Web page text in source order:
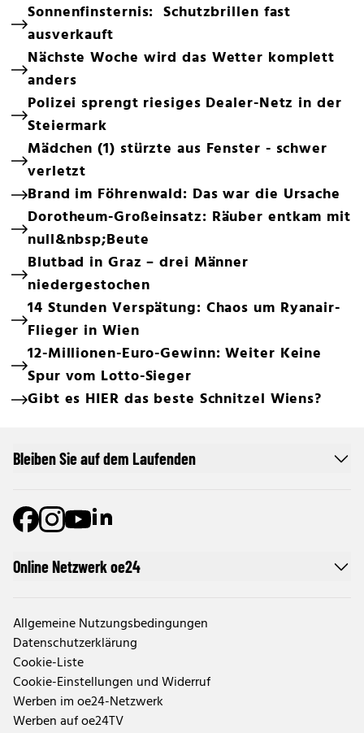
Sonnenfinsternis: Schutzbrillen fast
ausverkauft
Nächste Woche wird das Wetter komplett
anders
Polizei sprengt riesiges Dealer-Netz in der
Steiermark
Mädchen (1) stürzte aus Fenster - schwer
verletzt
Brand im Föhrenwald: Das war die Ursache
Dorotheum-Großeinsatz: Räuber entkam mit
null&nbsp;Beute
Blutbad in Graz – drei Männer
niedergestochen
14 Stunden Verspätung: Chaos um Ryanair-
Flieger in Wien
12-Millionen-Euro-Gewinn: Weiter Keine
Spur vom Lotto-Sieger
Gibt es HIER das beste Schnitzel Wiens?
Online Netzwerk oe24
Allgemeine Nutzungsbedingungen
Datenschutzerklärung
Cookie-Liste
Cookie-Einstellungen und Widerruf
Werben im oe24-Netzwerk
Werben auf oe24TV
Bleiben Sie auf dem Laufenden